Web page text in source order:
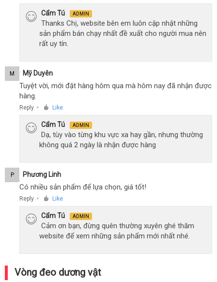
Cẩm Tú ADMIN
Thanks Chị, website bên em luôn cập nhật những
sản phẩm bán chạy nhất đề xuất cho người mua nên
rất uy tín.
M Mỹ Duyên
Tuyệt vời, mới đặt hàng hôm qua mà hôm nay đã nhận được
hàng.
Reply ● Like
Cẩm Tú ADMIN
Dạ, tùy vào từng khu vực xa hay gần, nhưng thường
không quá 2 ngày là nhận được hàng
P Phương Linh
Có nhiều sản phẩm để lựa chọn, giá tốt!
Reply ● Like
Cẩm Tú ADMIN
Cảm ơn bạn, đừng quên thường xuyên ghé thăm
website để xem những sản phẩm mới nhất nhé.
Vòng đeo dương vật